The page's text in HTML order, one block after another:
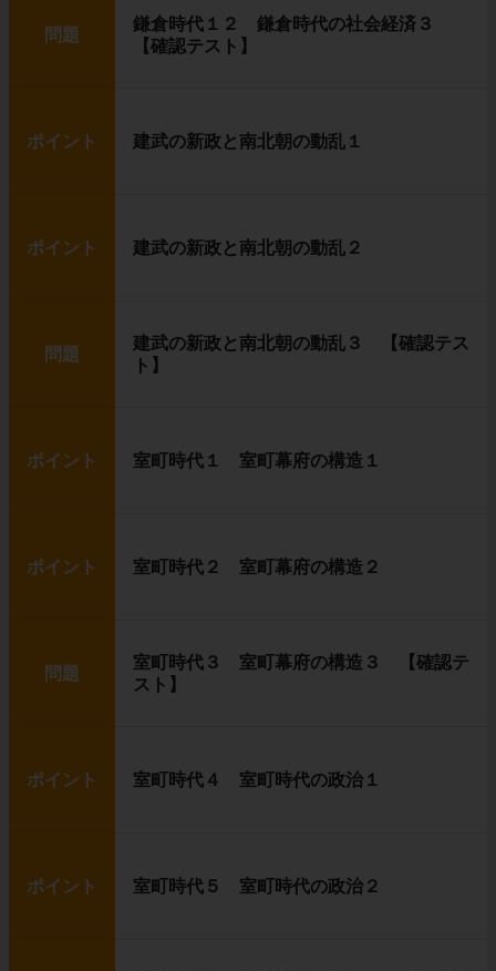
問題
鎌倉時代１２ 鎌倉時代の社会経済３
【確認テスト】
ポイント 建武の新政と南北朝の動乱１
ポイント 建武の新政と南北朝の動乱２
問題
建武の新政と南北朝の動乱３ 【確認テス
ト】
ポイント 室町時代１ 室町幕府の構造１
ポイント 室町時代２ 室町幕府の構造２
問題
室町時代３ 室町幕府の構造３ 【確認テ
スト】
ポイント 室町時代４ 室町時代の政治１
ポイント 室町時代５ 室町時代の政治２